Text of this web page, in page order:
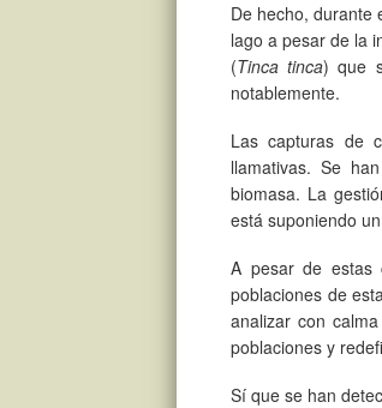
De hecho, durante
lago a pesar de la
(Tinca tinca) que
notablemente.
Las capturas de
llamativas. Se
biomasa. La
está suponiendo
A pesar de estas
poblaciones de
analizar con
poblaciones y
Sí que se han